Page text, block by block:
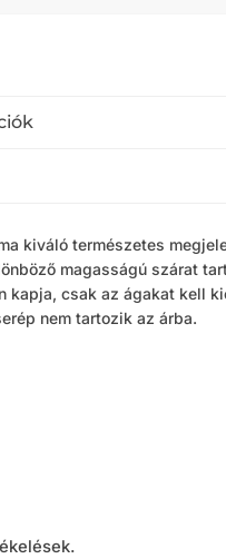
kiváló természetes
magasságú szárat
kapja, csak az ágakat kell
nem tartozik az árba.